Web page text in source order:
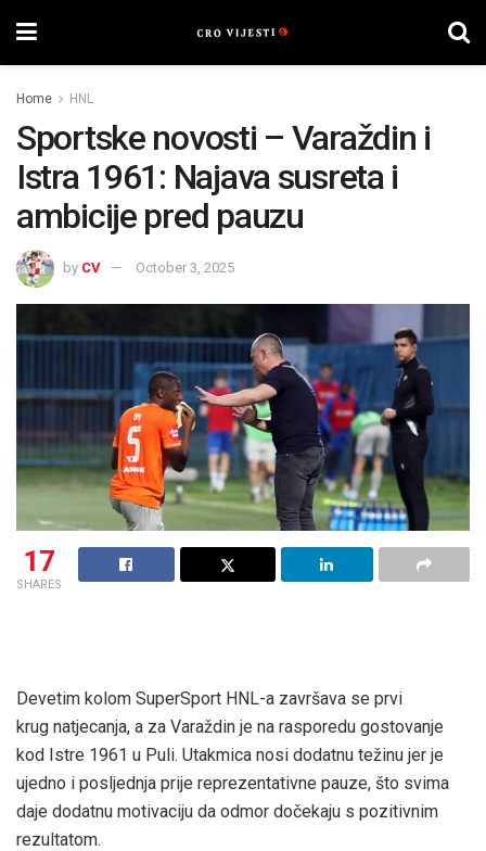
Home HNL
Sportske novosti – Varaždin i
Istra 1961: Najava susreta i
ambicije pred pauzu
by CV October 3, 2025
17
SHARES
Devetim kolom SuperSport HNL-a završava se prvi
krug natjecanja, a za Varaždin je na rasporedu gostovanje
kod Istre 1961 u Puli. Utakmica nosi dodatnu težinu jer je
ujedno i posljednja prije reprezentativne pauze, što svima
daje dodatnu motivaciju da odmor dočekaju s pozitivnim
rezultatom.